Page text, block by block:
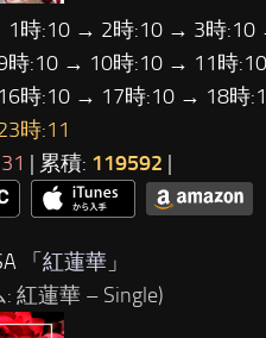
1時:10 → 2時:10 → 3時
時:10 → 10時:10 → 11時
時:10 → 17時:10 → 18時
時:11
| 累積: 119592 |
「 紅蓮華 」
紅蓮華 – Single)